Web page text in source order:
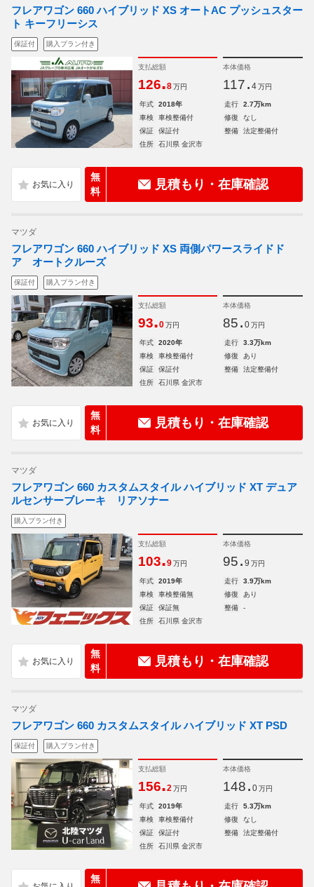
フレアワゴン 660 ハイブリッド XS オートAC プッシュスター
ト キーフリーシス
保証付 購入プラン付き
支払総額
126.8 万円
本体価格
117. 4 万円
年式 2018年 走行
2.7万km
車検
車検整備付 修復
なし
保証
保証付 整備
法定整備付
住所
石川県 金沢市
無
料
見積もり・在庫確認
マツダ
フレアワゴン 660 ハイブリッド XS 両側パワースライドド
ア オートクルーズ
保証付 購入プラン付き
支払総額
93.0 万円
本体価格
85. 0 万円
年式 2020年 走行
3.3万km
車検
車検整備付 修復
あり
保証
保証付 整備
法定整備付
住所
石川県 金沢市
無
料
見積もり・在庫確認
マツダ
フレアワゴン 660 カスタムスタイル ハイブリッド XT デュア
ルセンサーブレーキ リアソナー
購入プラン付き
支払総額
103.9 万円
本体価格
95. 9 万円
年式 2019年 走行
3.9万km
車検
車検整備無 修復
あり
保証
保証無 整備
-
住所
石川県 金沢市
無
料
見積もり・在庫確認
マツダ
フレアワゴン 660 カスタムスタイル ハイブリッド XT PSD
保証付 購入プラン付き
支払総額
156.2 万円
本体価格
148. 0 万円
年式 2019年 走行
5.3万km
車検
車検整備付 修復
なし
保証
保証付 整備
法定整備付
住所
石川県 金沢市
無